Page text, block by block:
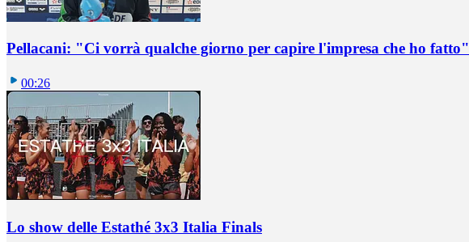
Pellacani: "Ci vorrà qualche giorno per capire l'impresa che ho fatto"
00:26
Lo show delle Estathé 3x3 Italia Finals